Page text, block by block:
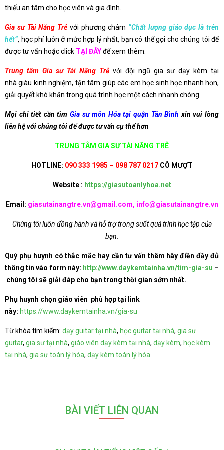
thiếu an tâm cho học viên và gia đình.
Gia sư Tài Năng Trẻ với phương châm “Chất lượng giáo dục là trên
hết”, học phí luôn ở mức hợp lý nhất, bạn có thể gọi cho chúng tôi để
được tư vấn hoặc click TẠI ĐÂYđể xem thêm.
Trung tâm Gia sư Tài Năng Trẻ với đội ngũ gia sư dạy kèm tại
nhà giàu kinh nghiệm, tận tâm giúp các em học sinh học nhanh hơn,
giải quyết khó khăn trong quá trình học một cách nhanh chóng.
Mọi chi tiết cần tìm Gia sư môn Hóa tại quận Tân Bình xin vui lòng
liên hệ với chúng tôi để được tư vấn cụ thể hơn
TRUNG TÂM GIA SƯ TÀI NĂNG TRẺ
HOTLINE: 090 333 1985 – 098 787 0217 CÔ MƯỢT
Website : https://giasutoanlyhoa.net
Email: giasutainangtre.vn@gmail.com, info@giasutainangtre.vn
Chúng tôi luôn đồng hành và hỗ trợ trong suốt quá trình học tập của
bạn.
Quý phụ huynh có thắc mắc hay cần tư vấn thêm hãy điền đầy đủ
thông tin vào form này: http://www.daykemtainha.vn/tim-gia-su –
chúng tôi sẽ giải đáp cho bạn trong thời gian sớm nhất.
Phụ huynh chọn giáo viên phù hợp tại link
này: https://www.daykemtainha.vn/gia-su
Từ khóa tìm kiếm: dạy guitar tại nhà, học guitar tại nhà, gia sư
guitar, gia sư tại nhà, giáo viên dạy kèm tại nhà, dạy kèm, học kèm
tại nhà, gia sư toán lý hóa, dạy kèm toán lý hóa
BÀI VIẾT LIÊN QUAN